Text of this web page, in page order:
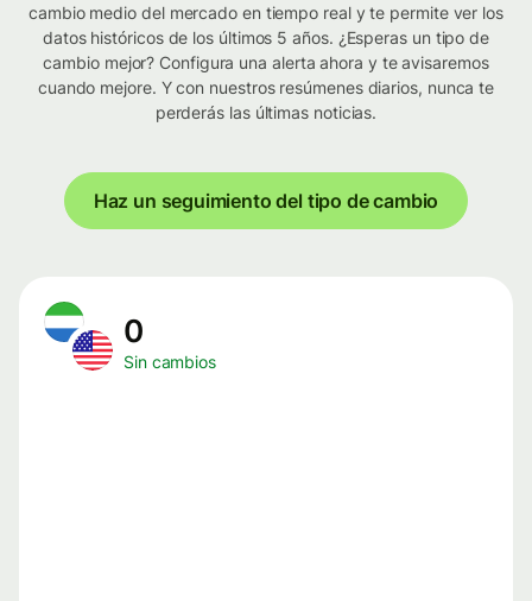
cambio medio del mercado en tiempo real y te permite ver los
datos históricos de los últimos 5 años. ¿Esperas un tipo de
cambio mejor? Configura una alerta ahora y te avisaremos
cuando mejore. Y con nuestros resúmenes diarios, nunca te
perderás las últimas noticias.
Haz un seguimiento del tipo de cambio
0
Sin cambios